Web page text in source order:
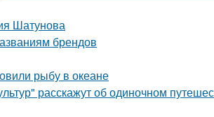
Шатунова
брендов
рыбу в океане
расскажут об одиночном